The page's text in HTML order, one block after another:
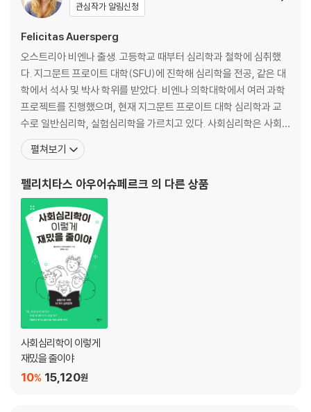
짐바르도_ 스탠퍼드 감옥 실험
사람 안의 악마
하틀리_ 선입견
위험한 다네리언
할로우_ 애착행동
방울뱀의 복수
페스팅거_ 인지부조화
지퍼 하나 때문에 구원받지 못할 뻔한 이야기
라타네 & 달리_ 방관자 효과
14차례 칼에 찔린 여자
로프터스_ 기억이식
도형은 살아있다
관심작가 알림신청
Felicitas Auersperg
오스트리아 비엔나 출생. 고등학교 때부터 심리학과 철학에 심취했
다. 지그문트 프로이트 대학(SFU)에 진학해 심리학을 전공, 같은 대
학에서 석사 및 박사 학위를 받았다. 비엔나 의학대학에서 여러 과학
프로젝트를 진행했으며, 현재 지그문트 프로이트 대학 심리학과 교
수로 일반심리학, 실험심리학을 가르치고 있다. 사회심리학은 사회
가 개인에게 미치는 영향 및 그와 반대로 의식적이든, 무의식적이든
개인이 사회에 미칠 수 있는 영향의 가능성에 대해 연구하는 학문이
학의 연구 분야를 새롭게 개척하거나 유의미한 영향을 준 것들
펼쳐보기
펠리치타스 아우어슈페르크 의 다른 상품
사회심리학이 이렇게
재밌을 줄이야
15,120원
10%